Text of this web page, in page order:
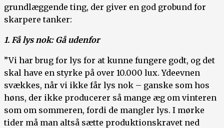
grundlæggende ting, der giver en god grobund for
skarpere tanker:
1. Få lys nok: Gå udenfor
”Vi har brug for lys for at kunne fungere godt, og det
skal have en styrke på over 10.000 lux. Ydeevnen
svækkes, når vi ikke får lys nok – ganske som hos
høns, der ikke producerer så mange æg om vinteren
som om sommeren, fordi de mangler lys. I mørke
tider må man altså sætte produktionskravet ned